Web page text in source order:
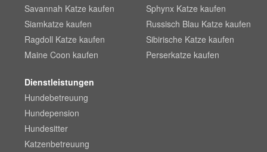
Savannah Katze kaufen
Siamkatze kaufen
Ragdoll Katze kaufen
Maine Coon kaufen
Sphynx Katze kaufen
Russisch Blau Katze kaufen
Sibirische Katze kaufen
Perserkatze kaufen
Dienstleistungen
Hundebetreuung
Hundepension
Hundesitter
Katzenbetreuung